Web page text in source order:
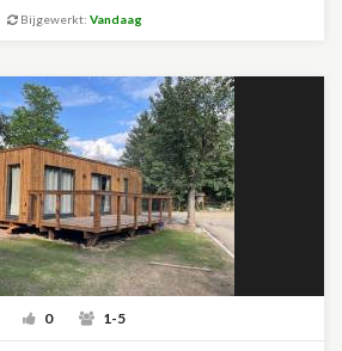
Bijgewerkt: Vandaag
0 1-5